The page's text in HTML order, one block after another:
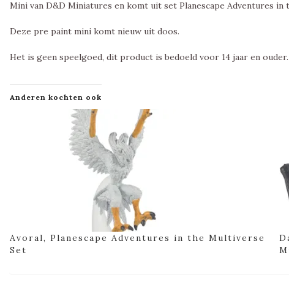
Mini van D&D Miniatures en komt uit set Planescape Adventures
Deze pre paint mini komt nieuw uit doos.
Het is geen speelgoed, dit product is bedoeld voor 14 jaar en ouder.
Anderen kochten ook
Avoral, Planescape Adventures in the Multiverse
Set